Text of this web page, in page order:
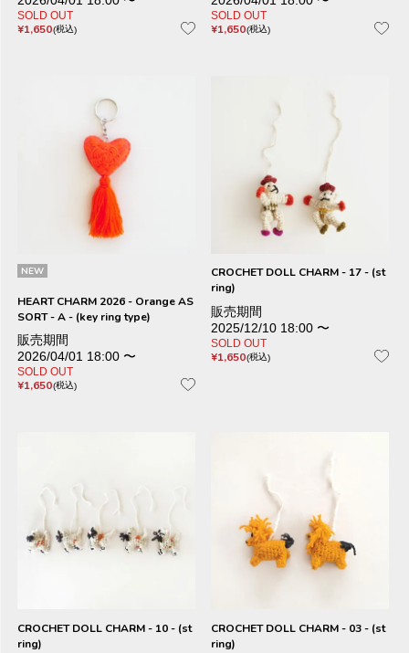
SOLD OUT
¥1,650 税込
SOLD OUT
¥1,650 税込
NEW
HEART CHARM 2026 - Orange AS
SORT - A - (key ring type)
販売期間
2026/04/01 18:00 〜
SOLD OUT
¥1,650 税込
CROCHET DOLL CHARM - 17 - (st
ring)
販売期間
2025/12/10 18:00 〜
SOLD OUT
¥1,650 税込
CROCHET DOLL CHARM - 10 - (st
ring)
CROCHET DOLL CHARM - 03 - (st
ring)